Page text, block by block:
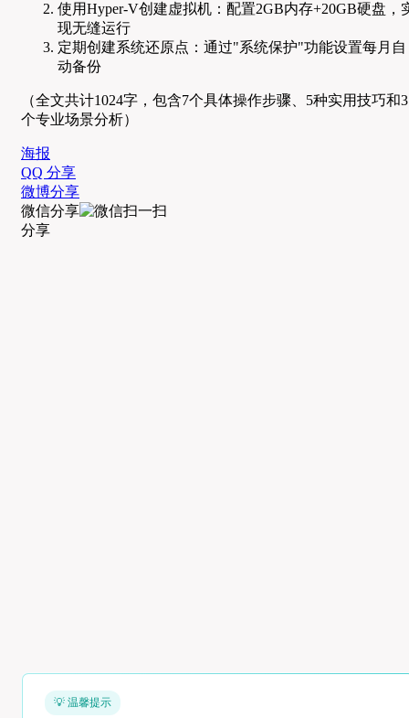
使用Hyper-V创建虚拟机：配置2GB内存+20GB硬盘，
现无缝运行
定期创建系统还原点：通过"系统保护"功能设置每月自
动备份
（全文共计1024字，包含7个具体操作步骤、5种实用技巧和3
个专业场景分析）
海报
QQ 分享
微博分享
微信分享
分享
💡 温馨提示